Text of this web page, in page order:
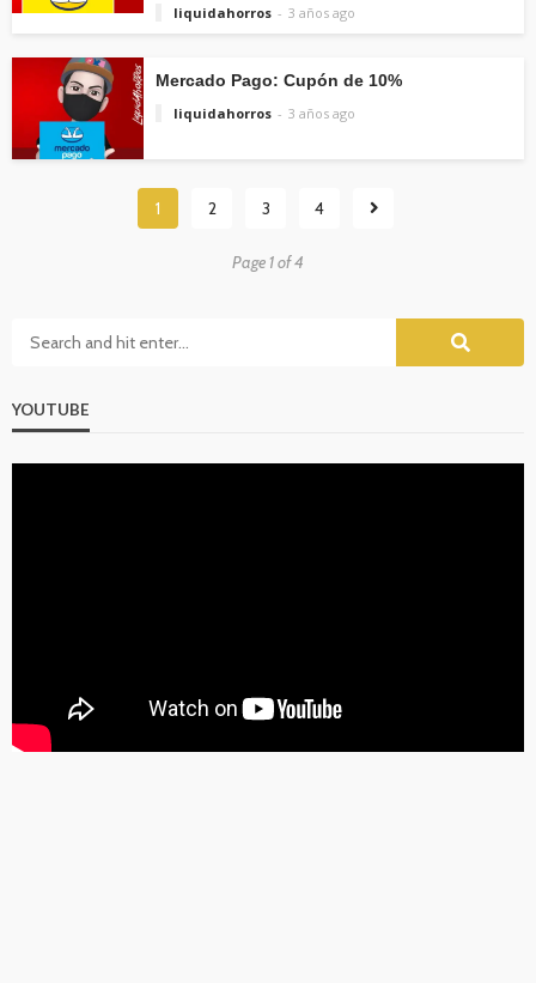
liquidahorros
3 años ago
Mercado Pago: Cupón de 10%
liquidahorros
3 años ago
1 2 3 4
Page 1 of 4
YOUTUBE